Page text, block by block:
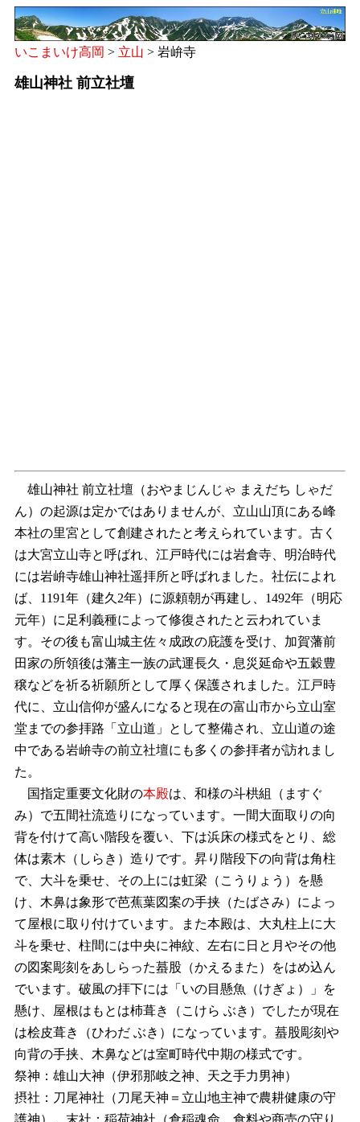
いこまいけ高岡 > 立山 > 岩峅寺
雄山神社 前立社壇
雄山神社 前立社壇（おやまじんじゃ まえだち しゃだ
ん）の起源は定かではありませんが、立山山頂にある峰
本社の里宮として創建されたと考えられています。古く
は大宮立山寺と呼ばれ、江戸時代には岩倉寺、明治時代
には岩峅寺雄山神社遥拝所と呼ばれました。社伝によれ
ば、1191年（建久2年）に源頼朝が再建し、1492年（明応
元年）に足利義種によって修復されたと云われていま
す。その後も富山城主佐々成政の庇護を受け、加賀藩前
田家の所領後は藩主一族の武運長久・息災延命や五穀豊
穣などを祈る祈願所として厚く保護されました。江戸時
代に、立山信仰が盛んになると現在の富山市から立山室
堂までの参拝路「立山道」として整備され、立山道の途
中である岩峅寺の前立社壇にも多くの参拝者が訪れまし
た。
国指定重要文化財の本殿は、和様の斗栱組（ますぐ
み）で五間社流造りになっています。一間大面取りの向
背を付けて高い階段を覆い、下は浜床の様式をとり、総
体は素木（しらき）造りです。昇り階段下の向背は角柱
で、大斗を乗せ、その上には虹梁（こうりょう）を懸
け、木鼻は象形で芭蕉葉図案の手挟（たばさみ）によっ
て屋根に取り付けています。また本殿は、大丸柱上に大
斗を乗せ、柱間には中央に神紋、左右に日と月やその他
の図案彫刻をあしらった蟇股（かえるまた）をはめ込ん
でいます。破風の拝下には「いの目懸魚（けぎょ）」を
懸け、屋根はもとは杮葺き（こけら ぶき）でしたが現在
は桧皮葺き（ひわだ ぶき）になっています。蟇股彫刻や
向背の手挟、木鼻などは室町時代中期の様式です。
祭神：雄山大神（伊邪那岐之神、天之手力男神）
摂社：刀尾神社（刀尾天神＝立山地主神で農耕健康の守
護神）、末社：稲荷神社（倉稲魂命、食料や商売の守り